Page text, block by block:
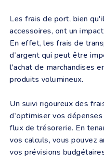
Les frais de port, bien
accessoires, ont un
En effet, les frais de
d'argent qui peut être
l'achat de marchandises
produits volumineux.
Un suivi rigoureux des
d'optimiser vos
flux de trésorerie. En
vos calculs, vous pouvez
vos prévisions